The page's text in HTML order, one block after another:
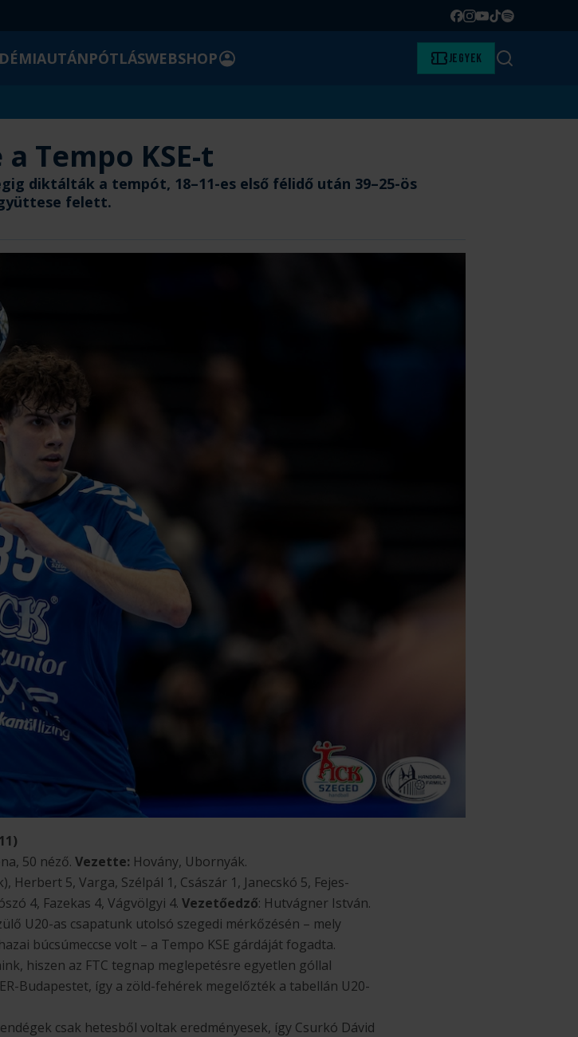
Facebook
Instagram
YouTube
TikTok
Spotify
UTÁNPÓTLÁSWEBSHOPBELÉPÉS Jegyek Keresés
Tempo KSE-t
diktálták a tempót, 18–11-es első félidő után 39–25-ös
felett.
50 néző. Vezette: Hovány, Ubornyák.
Herbert 5, Varga, Szélpál 1, Császár 1, Janecskó 5, Fejes-
4, Fazekas 4, Vágvölgyi 4. Vezetőedző: Hutvágner István.
U20-as csapatunk utolsó szegedi mérkőzésén – mely
búcsúmeccse volt – a Tempo KSE gárdáját fogadta.
hiszen az FTC tegnap meglepetésre egyetlen góllal
Budapestet, így a zöld-fehérek megelőzték a tabellán U20-
csak hetesből voltak eredményesek, így Csurkó Dávid